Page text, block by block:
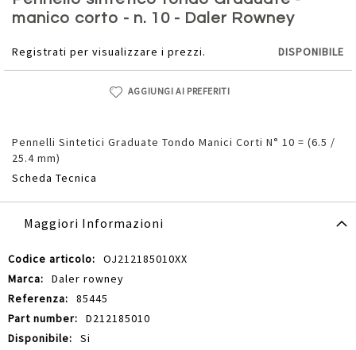
manico corto - n. 10 - Daler Rowney
Registrati per visualizzare i prezzi. DISPONIBILE
AGGIUNGI AI PREFERITI
Pennelli Sintetici Graduate Tondo Manici Corti N° 10 = (6.5 /
25.4 mm)
Scheda Tecnica
della
galleria
immagini
Maggiori Informazioni
Maggiori
Informazioni
OJ212185010XX
Daler rowney
85445
D212185010
Si